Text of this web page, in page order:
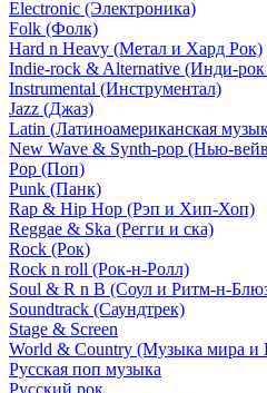
Electronic (Электроника)
Folk (Фолк)
Hard n Heavy (Метал и Хард Рок)
Indie-rock & Alternative (Инди-рок
Instrumental (Инструментал)
Jazz (Джаз)
Latin (Латиноамериканская
New Wave & Synth-pop (Нью-
Pop (Поп)
Punk (Панк)
Rap & Hip Hop (Рэп и Хип-Хоп)
Reggae & Ska (Регги и ска)
Rock (Рок)
Rock n roll (Рок-н-Ролл)
Soul & R n B (Соул и Ритм-н-
Soundtrack (Саундтрек)
Stage & Screen
World & Country (Музыка мира и
Русская поп музыка
Русский рок